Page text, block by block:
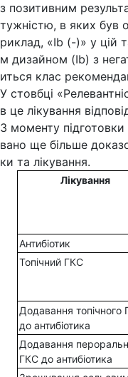
з позитивним
тужністю, в яких був
риклад, «Ib (-)» у цій
м дизайном (Ib) з
иться клас
У стовбці
в це лікування
З моменту
вано ще більше
ки та лікування.
Лікування
Антибіотик
Топічний ГКС
Додавання топічного
до антибіотика
Додавання
ГКС до антибіотика